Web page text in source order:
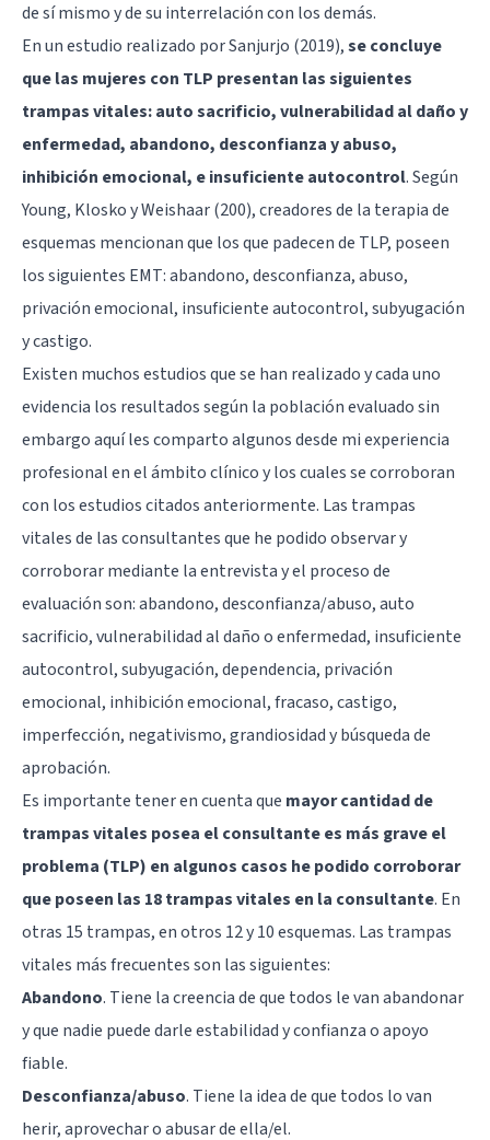
de sí mismo y de su interrelación con los demás.
En un estudio realizado por Sanjurjo (2019),se concluye
que las mujeres con TLP presentan las siguientes
trampas vitales: auto sacrificio, vulnerabilidad al daño y
enfermedad, abandono, desconfianza y abuso,
inhibición emocional, e insuficiente autocontrol. Según
Young, Klosko y Weishaar (200), creadores de la terapia de
esquemas mencionan que los que padecen de TLP, poseen
los siguientes EMT: abandono, desconfianza, abuso,
privación emocional, insuficiente autocontrol, subyugación
y castigo.
Existen muchos estudios que se han realizado y cada uno
evidencia los resultados según la población evaluado sin
embargo aquí les comparto algunos desde mi experiencia
profesional en el ámbito clínico y los cuales se corroboran
con los estudios citados anteriormente. Las trampas
vitales de las consultantes que he podido observar y
corroborar mediante la entrevista y el proceso de
evaluación son: abandono, desconfianza/abuso, auto
sacrificio, vulnerabilidad al daño o enfermedad, insuficiente
autocontrol, subyugación, dependencia, privación
emocional, inhibición emocional, fracaso, castigo,
imperfección, negativismo, grandiosidad y búsqueda de
aprobación.
Es importante tener en cuenta que mayor cantidad de
trampas vitales posea el consultante es más grave el
problema (TLP) en algunos casos he podido corroborar
que poseen las 18 trampas vitales en la consultante. En
otras 15 trampas, en otros 12 y 10 esquemas. Las trampas
vitales más frecuentes son las siguientes:
Abandono. Tiene la creencia de que todos le van abandonar
y que nadie puede darle estabilidad y confianza o apoyo
fiable.
Desconfianza/abuso. Tiene la idea de que todos lo van
herir, aprovechar o abusar de ella/el.